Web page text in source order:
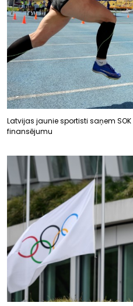
Latvijas jaunie sportisti saņem
finansējumu